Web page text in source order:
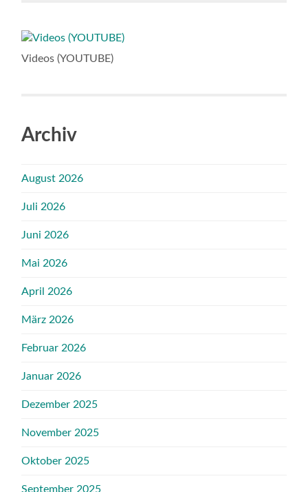
Videos (YOUTUBE)
Archiv
August 2026
Juli 2026
Juni 2026
Mai 2026
April 2026
März 2026
Februar 2026
Januar 2026
Dezember 2025
November 2025
Oktober 2025
September 2025